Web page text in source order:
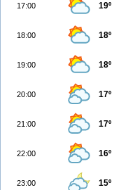
17:00 19º
18:00 18º
19:00 18º
20:00 17º
21:00 17º
22:00 16º
23:00 15º